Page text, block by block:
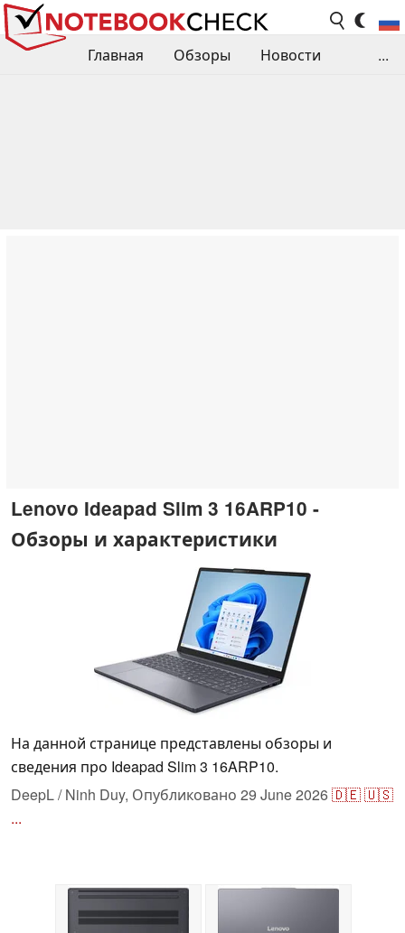
Главная Обзоры
Новости
...
Lenovo Ideapad Slim 3 16ARP10 -
Обзоры и характеристики
На данной странице представлены обзоры и
сведения про Ideapad Slim 3 16ARP10.
DeepL / Ninh Duy, Опубликовано 29 June 2026🇩🇪🇺🇸
...